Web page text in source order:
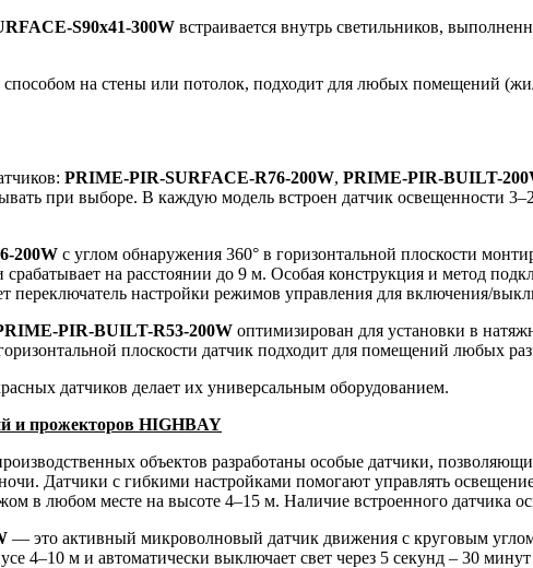
S90x41-300W встраивается внутрь светильников,
способом на стены или потолок, подходит для любых помещений
PRIME-PIR-SURFACE-R76-200W, PRIME-PIR-BUILT-
при выборе. В каждую модель встроен датчик освещенности
200W с углом обнаружения 360° в горизонтальной плоскости
срабатывает на расстоянии до 9 м. Особая конструкция и метод
переключатель настройки режимов управления для включения/
PIR-BUILT-R53-200W оптимизирован для установки в
плоскости датчик подходит для помещений любых
датчиков делает их универсальным оборудованием.
и прожекторов HIGHBAY
объектов разработаны особые датчики,
Датчики с гибкими настройками помогают управлять
в любом месте на высоте 4–15 м. Наличие встроенного датчика
— это активный микроволновый датчик движения с круговым
4–10 м и автоматически выключает свет через 5 секунд – 30